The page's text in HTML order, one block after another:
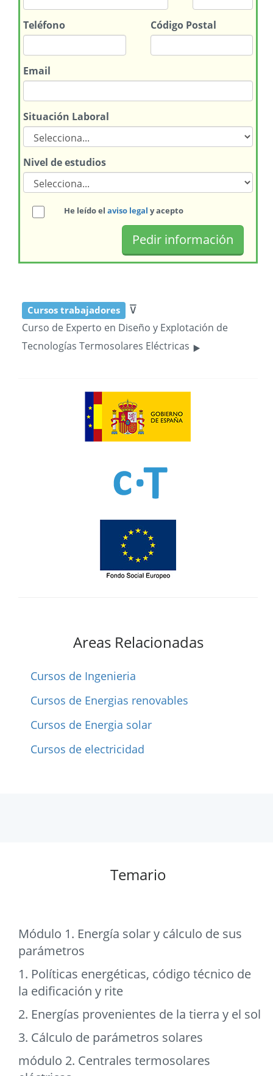
Teléfono Código Postal
Email
Situación Laboral
Nivel de estudios
He leído el aviso legal y acepto
Cursos trabajadores ⊽
Curso de Experto en Diseño y Explotación de
Tecnologías Termosolares Eléctricas ‣
Areas Relacionadas
Cursos de Ingenieria
Cursos de Energias renovables
Cursos de Energia solar
Cursos de electricidad
Temario
Módulo 1. Energía solar y cálculo de sus
parámetros
1. Políticas energéticas, código técnico de
la edificación y rite
2. Energías provenientes de la tierra y el sol
3. Cálculo de parámetros solares
módulo 2. Centrales termosolares